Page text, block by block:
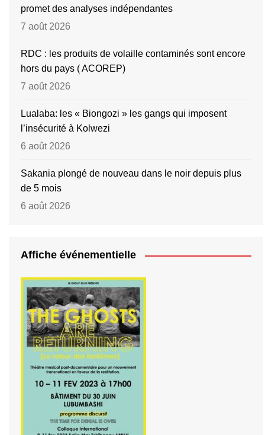
promet des analyses indépendantes
7 août 2026
RDC : les produits de volaille contaminés sont encore
hors du pays ( ACOREP)
7 août 2026
Lualaba: les « Biongozi » les gangs qui imposent
l’insécurité à Kolwezi
6 août 2026
Sakania plongé de nouveau dans le noir depuis plus
de 5 mois
6 août 2026
Affiche événementielle